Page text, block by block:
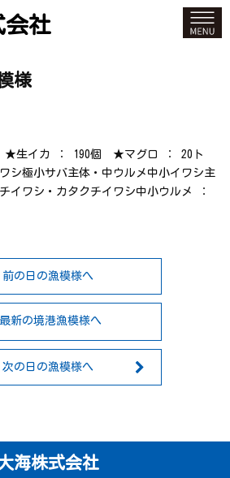
会社
様
★生イカ ： 190個 ★マグロ ： 20ト
極小サバ主体・中ウルメ中小イワシ主
ワシ・カタクチイワシ中小ウルメ ：
前の日の漁模様へ
最新の境港漁模様へ
次の日の漁模様へ
海株式会社